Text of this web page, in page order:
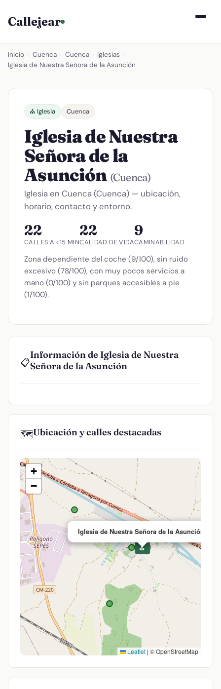
Callejear
Inicio Cuenca Cuenca Iglesias
Iglesia de Nuestra Señora de la Asunción
⛪ Iglesia Cuenca
Iglesia de Nuestra
Señora de la
Asunción (Cuenca)
Iglesia en Cuenca (Cuenca) — ubicación,
horario, contacto y entorno.
22
CALLES A <15 MIN
22
CALIDAD DE VIDA
9
CAMINABILIDAD
Zona dependiente del coche (9/100), sin ruido
excesivo (78/100), con muy pocos servicios a
mano (0/100) y sin parques accesibles a pie
(1/100).
📋
Información de Iglesia de Nuestra
Señora de la Asunción
🗺️Ubicación y calles destacadas
⛪
Iglesia de Nuestra Señora de la Asunción
+
−
Leaflet | © OpenStreetMap